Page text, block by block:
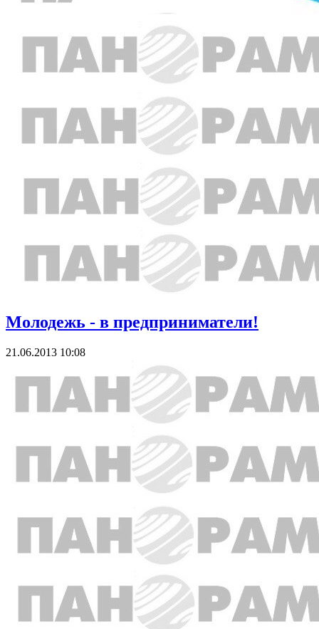
Молодежь - в предприниматели!
21.06.2013 10:08